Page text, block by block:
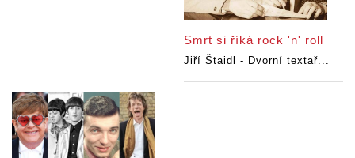
Smrt si říká rock 'n' roll
Jiří Štaidl - Dvorní textař...